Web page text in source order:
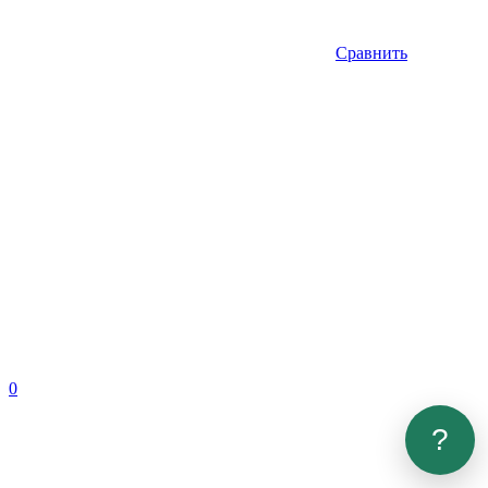
Сравнить
0
?